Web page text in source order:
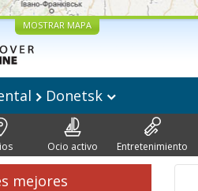
MOSTRAR MAPA
Donetsk
Ocio activo Entretenimiento
mejores